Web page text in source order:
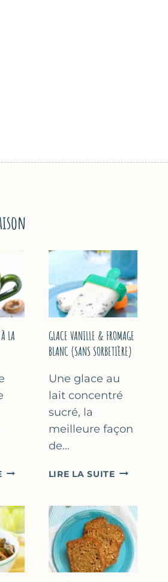
LA
COMME
À
LA
COURGETTE…
GLACE VANILLE & FROMAGE
BLANC (SANS SORBETIÈRE)
Une glace au
lait concentré
sucré, la
meilleure façon
de…
LIRE LA SUITEGLACE
FROMAGE
BLANC
(SANS